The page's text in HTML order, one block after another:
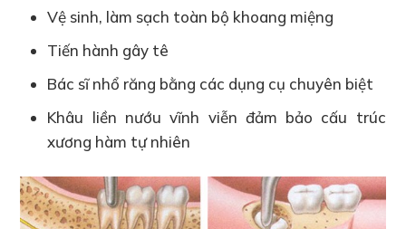
Vệ sinh, làm sạch toàn bộ khoang miệng
Tiến hành gây tê
Bác sĩ nhổ răng bằng các dụng cụ chuyên biệt
Khâu liền nướu vĩnh viễn đảm bảo cấu trúc
xương hàm tự nhiên